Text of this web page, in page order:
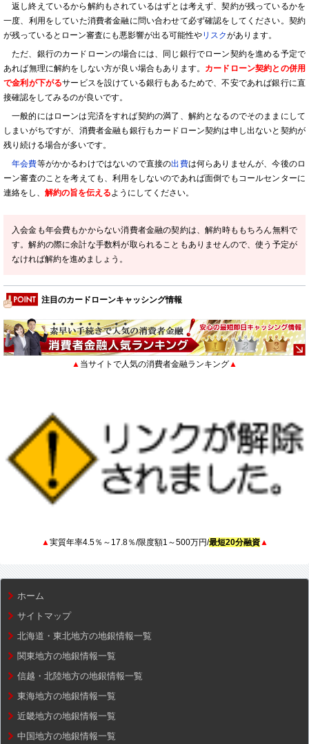
返し終えているから解約もされているはずとは考えず、契約が残っているかを
一度、利用をしていた消費者金融に問い合わせて必ず確認をしてください。契約
が残っているとローン審査にも悪影響が出る可能性やリスクがあります。
ただ、銀行のカードローンの場合には、同じ銀行でローン契約を進める予定で
あれば無理に解約をしない方が良い場合もあります。 カードローン契約との併用
で金利が下がるサービスを設けている銀行もあるためで、不安であれば銀行に直
接確認をしてみるのが良いです。
一般的にはローンは完済をすれば契約の満了、解約となるのでそのままにして
しまいがちですが、消費者金融も銀行もカードローン契約は申し出ないと契約が
残り続ける場合が多いです。
年会費等がかかるわけではないので直接の出費は何らありませんが、今後のロ
ーン審査のことを考えても、利用をしないのであれば面倒でもコールセンターに
連絡をし、 解約の旨を伝える ようにしてください。
入会金も年会費もかからない消費者金融の契約は、解約時ももちろん無料で
す。解約の際に余計な手数料が取られることもありませんので、使う予定が
なければ解約を進めましょう。
注目のカードローンキャッシング情報
▲ 当サイトで人気の消費者金融ランキング▲
▲実質年率4.5％～17.8％/限度額1～500万円/最短20分融資▲
ホーム
サイトマップ
北海道・東北地方の地銀情報一覧
関東地方の地銀情報一覧
信越・北陸地方の地銀情報一覧
東海地方の地銀情報一覧
近畿地方の地銀情報一覧
中国地方の地銀情報一覧